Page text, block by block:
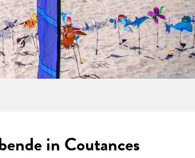
in Coutances